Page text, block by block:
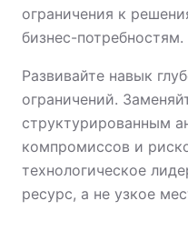
ограничения к
бизнес-потребностям.
Развивайте навык
ограничений.
структурированным
компромиссов и
технологическое
ресурс, а не узкое